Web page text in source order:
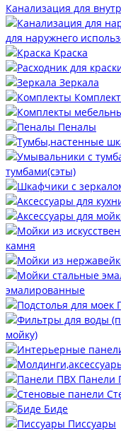
Канализация для
для наружнего
Краска
Зеркала
Пеналы
тумбами(сэты)
камня
эмалированные
мойку)
Панели
Биде
Писсуары